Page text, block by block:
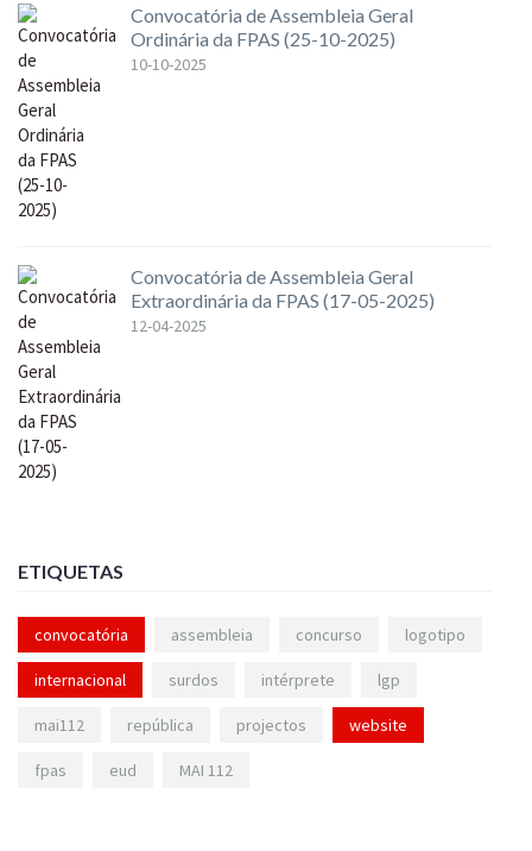
Convocatória de Assembleia Geral
Ordinária da FPAS (25-10-2025)
10-10-2025
Convocatória de Assembleia Geral
Extraordinária da FPAS (17-05-2025)
12-04-2025
ETIQUETAS
convocatória assembleia concurso logotipo
internacional surdos intérprete lgp
mai112 república projectos website
fpas eud MAI 112